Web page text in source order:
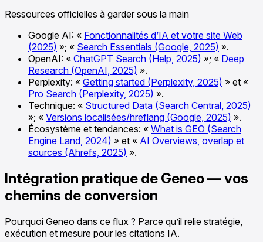
Ressources officielles à garder sous la main
Google AI: « Fonctionnalités d’IA et votre site Web
(2025) »; « Search Essentials (Google, 2025) ».
OpenAI: « ChatGPT Search (Help, 2025) »; « Deep
Research (OpenAI, 2025) ».
Perplexity: « Getting started (Perplexity, 2025) » et «
Pro Search (Perplexity, 2025) ».
Technique: « Structured Data (Search Central, 2025)
»; « Versions localisées/hreflang (Google, 2025) ».
Écosystème et tendances: « What is GEO (Search
Engine Land, 2024) » et « AI Overviews, overlap et
sources (Ahrefs, 2025) ».
Intégration pratique de Geneo — vos
chemins de conversion
Pourquoi Geneo dans ce flux ? Parce qu’il relie stratégie,
exécution et mesure pour les citations IA.